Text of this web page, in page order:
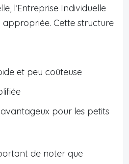
l’Entreprise Individuelle
Cette structure
et peu coûteuse
pour les petits
de noter que